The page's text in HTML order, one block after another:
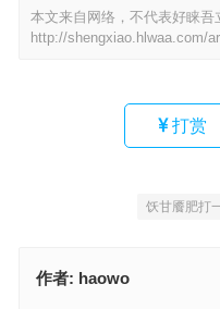
本文来自网络，不代表好睐吾
http://shengxiao.hlwaa.com/
打赏
饫甘餍肥打
作者: haowo